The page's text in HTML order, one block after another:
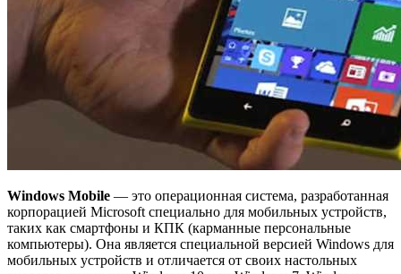
Windows Mobile — это операционная система, разработанная
корпорацией Microsoft специально для мобильных устройств,
таких как смартфоны и КПК (карманные персональные
компьютеры). Она является специальной версией Windows для
мобильных устройств и отличается от своих настольных